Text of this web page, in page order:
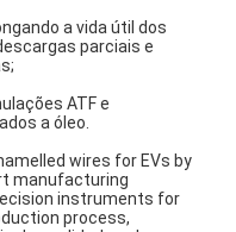
a vida útil dos
parciais e
ATF e
a óleo.
wires for EVs by
manufacturing
instruments for
process,